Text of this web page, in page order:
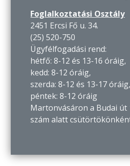
Foglalkoztatási Osztály
2451 Ercsi Fő u. 34.
(25) 520-750
Ügyfélfogadási rend:
hétfő: 8-12 és 13-16 óráig,
kedd: 8-12 óráig,
szerda: 8-12 és 13-17 óráig,
péntek: 8-12 óráig
Martonvásáron a Budai út
szám alatt